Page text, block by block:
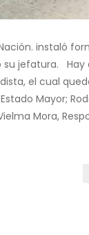
instaló
su jefatura. Hay
el cual
Mayor;
Mora,